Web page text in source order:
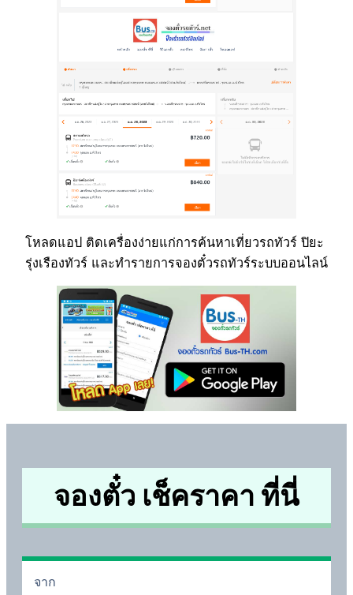
โหลดแอป ติดเครื่องง่ายแก่การค้นหาเที่ยวรถทัวร์ ปิยะ
รุ่งเรืองทัวร์ และทำรายการจองตั๋วรถทัวร์ระบบออนไลน์
จองตั๋ว เช็คราคา ที่นี่